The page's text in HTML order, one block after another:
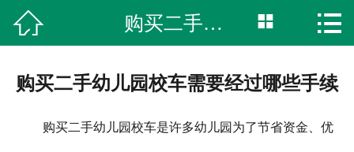
网站首页
 购买二手幼儿园校车需要经过哪些手续  
购买二手幼儿园校车需要经过哪些手续
购买二手幼儿园校车是许多幼儿园为了节省资金、优